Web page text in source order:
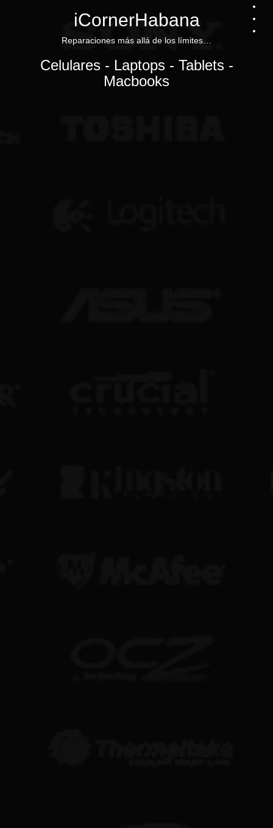
iCornerHabana
Reparaciones más allá de los límites…
Celulares - Laptops - Tablets -
Macbooks